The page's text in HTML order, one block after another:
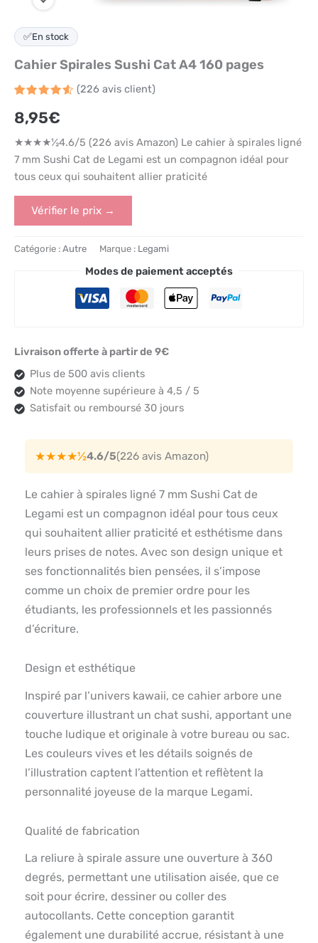
✅En stock
Cahier Spirales Sushi Cat A4 160 pages
sur 5
basé
notations
client
(226avis client)
8,95€
★★★★½4.6/5 (226 avis Amazon) Le cahier à spirales ligné
7 mm Sushi Cat de Legami est un compagnon idéal pour
tous ceux qui souhaitent allier praticité
Vérifier le prix →
Catégorie : Autre Marque : Legami
Modes de paiement acceptés
Livraison offerte à partir de 9€
Plus de 500 avis clients
Note moyenne supérieure à 4,5 / 5
Satisfait ou remboursé 30 jours
★★★★½4.6/5(226 avis Amazon)
Le cahier à spirales ligné 7 mm Sushi Cat de
Legami est un compagnon idéal pour tous ceux
qui souhaitent allier praticité et esthétisme dans
leurs prises de notes. Avec son design unique et
ses fonctionnalités bien pensées, il s’impose
comme un choix de premier ordre pour les
étudiants, les professionnels et les passionnés
d’écriture.
Design et esthétique
Inspiré par l’univers kawaii, ce cahier arbore une
couverture illustrant un chat sushi, apportant une
touche ludique et originale à votre bureau ou sac.
Les couleurs vives et les détails soignés de
l’illustration captent l’attention et reflètent la
personnalité joyeuse de la marque Legami.
Qualité de fabrication
La reliure à spirale assure une ouverture à 360
degrés, permettant une utilisation aisée, que ce
soit pour écrire, dessiner ou coller des
autocollants. Cette conception garantit
également une durabilité accrue, résistant à une